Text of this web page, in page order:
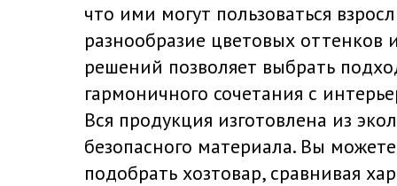
что ими могут пользоваться
разнообразие цветовых оттенков
решений позволяет выбрать
гармоничного сочетания с
Вся продукция изготовлена из
безопасного материала. Вы
подобрать хозтовар, сравнивая